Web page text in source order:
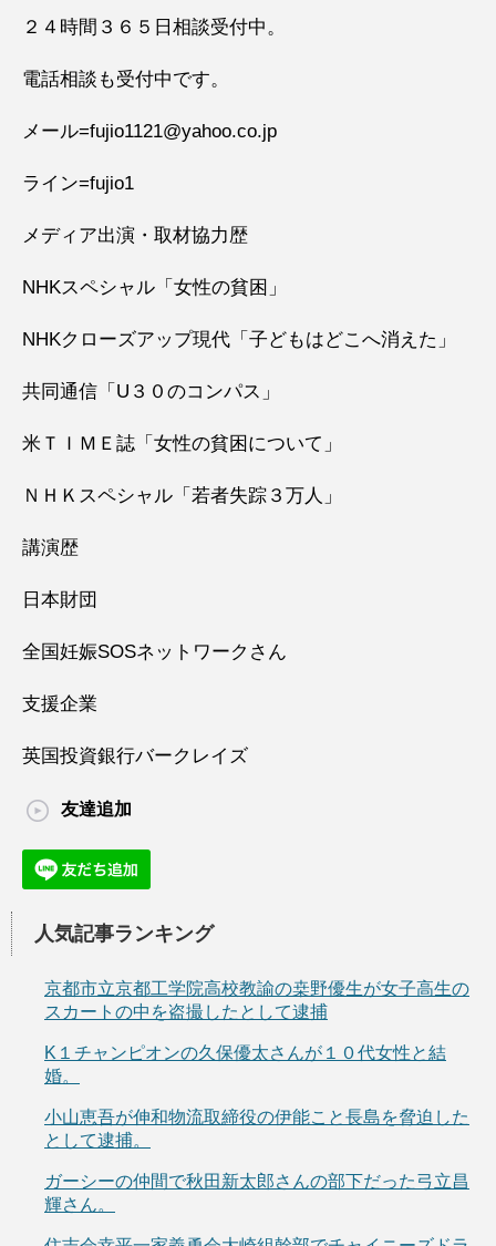
２４時間３６５日相談受付中。
電話相談も受付中です。
メール=fujio1121@yahoo.co.jp
ライン=fujio1
メディア出演・取材協力歴
NHKスペシャル「女性の貧困」
NHKクローズアップ現代「子どもはどこへ消えた」
共同通信「U３０のコンパス」
米ＴＩＭＥ誌「女性の貧困について」
ＮＨＫスペシャル「若者失踪３万人」
講演歴
日本財団
全国妊娠SOSネットワークさん
支援企業
英国投資銀行バークレイズ
友達追加
人気記事ランキング
京都市立京都工学院高校教諭の桒野優生が女子高生の
スカートの中を盗撮したとして逮捕
K１チャンピオンの久保優太さんが１０代女性と結
婚。
小山恵吾が伸和物流取締役の伊能こと長島を脅迫した
として逮捕。
ガーシーの仲間で秋田新太郎さんの部下だった弓立昌
輝さん。